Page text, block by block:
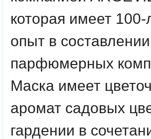
которая имеет 100-
опыт в составлении
парфюмерных
Маска имеет
аромат садовых
гардении в